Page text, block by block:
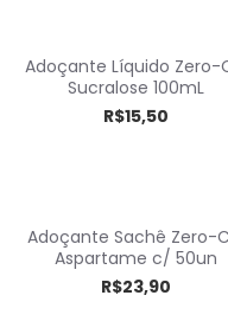
Adoçante Líquido Zero-
Sucralose 100mL
R$15,50
Adoçante Sachê Zero-
Aspartame c/ 50un
R$23,90